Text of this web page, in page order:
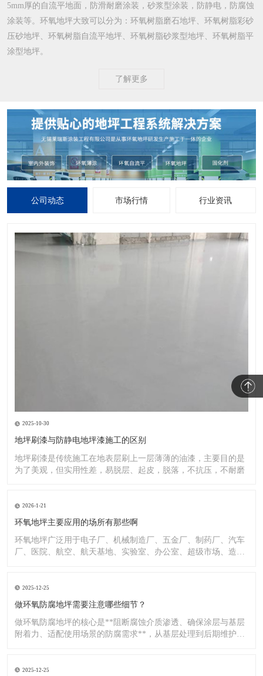
5mm厚的自流平地面，防滑耐磨涂装，砂浆型涂装，防静电，防腐蚀
涂装等。环氧地坪大致可以分为：环氧树脂磨石地坪、环氧树脂彩砂
压砂地坪、环氧树脂自流平地坪、环氧树脂砂浆型地坪、环氧树脂平
涂型地坪。
了解更多
公司动态 市场行情 行业资讯
2025-10-30
地坪刷漆与防静电地坪漆施工的区别
地坪刷漆是传统施工在地表层刷上一层薄薄的油漆，主要目的是
为了美观，但实用性差，易脱层、起皮，脱落，不抗压，不耐磨
2026-1-21
环氧地坪主要应用的场所有那些啊
环氧地坪广泛用于电子厂、机械制造厂、五金厂、制药厂、汽车
厂、医院、航空、航天基地、实验室、办公室、超级市场、造纸
2025-12-25
做环氧防腐地坪需要注意哪些细节？
做环氧防腐地坪的核心是**阻断腐蚀介质渗透、确保涂层与基层
附着力、适配使用场景的防腐需求**，从基层处理到后期维护，
2025-12-25